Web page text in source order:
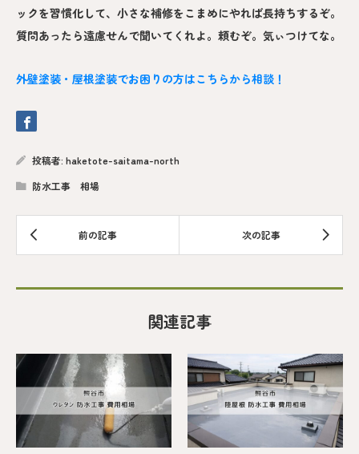
ックを習慣化して、小さな補修をこまめにやれば長持ちするぞ。
質問あったら遠慮せんで聞いてくれよ。頼むぞ。気ぃつけてな。
外壁塗装・屋根塗装でお困りの方はこちらから相談！
投稿者: haketote-saitama-north
防水工事 相場
関連記事